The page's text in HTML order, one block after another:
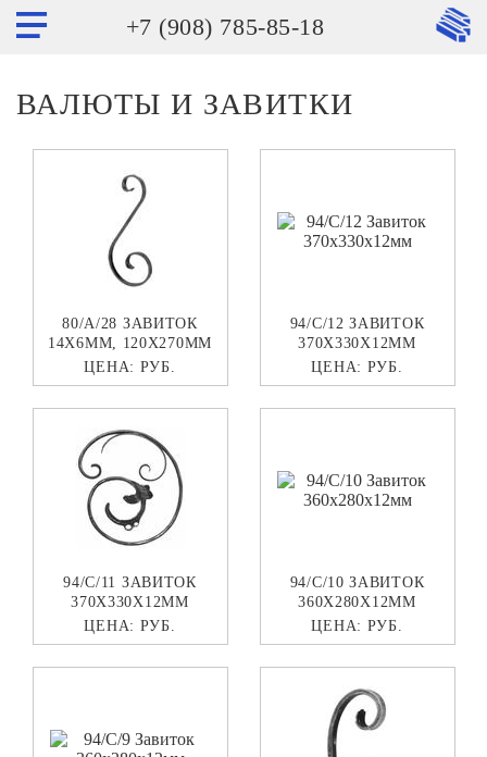
+7 (908) 785-85-18
ВАЛЮТЫ И ЗАВИТКИ
80/A/28 ЗАВИТОК
14Х6ММ, 120Х270ММ
ЦЕНА: РУБ.
94/C/12 ЗАВИТОК
370Х330Х12ММ
ЦЕНА: РУБ.
94/C/11 ЗАВИТОК
370Х330Х12ММ
ЦЕНА: РУБ.
94/C/10 ЗАВИТОК
360Х280Х12ММ
ЦЕНА: РУБ.